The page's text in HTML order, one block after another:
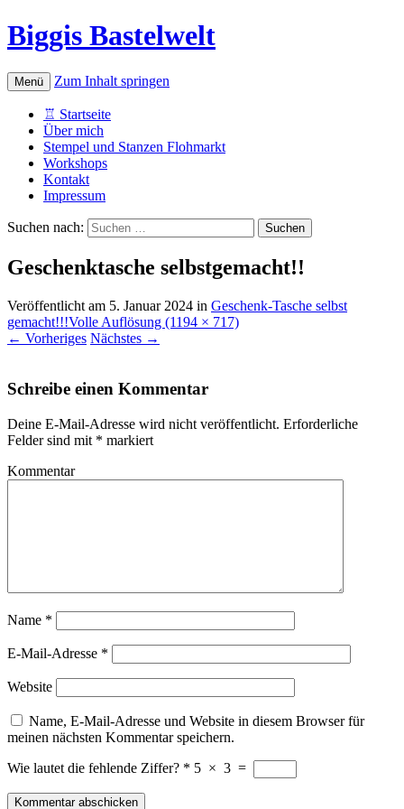
Biggis Bastelwelt
Menü Zum Inhalt springen
♖ Startseite
Über mich
Stempel und Stanzen Flohmarkt
Workshops
Kontakt
Impressum
Suchen nach:
Geschenktasche selbstgemacht!!
Veröffentlicht am 5. Januar 2024 in Geschenk-Tasche selbst
gemacht!!!Volle Auflösung (1194 × 717)
← Vorheriges Nächstes →
Schreibe einen Kommentar
Deine E-Mail-Adresse wird nicht veröffentlicht. Erforderliche
Felder sind mit * markiert
Kommentar
Name *
E-Mail-Adresse *
Website
Name, E-Mail-Adresse und Website in diesem Browser für
meinen nächsten Kommentar speichern.
Wie lautet die fehlende Ziffer? * 5 × 3 =